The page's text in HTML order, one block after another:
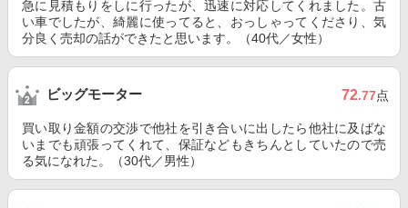
急に見積もりをしに行ったが、迅速に対応してくれました。古
い車でしたが、綺麗に使ってると、おっしゃってくださり、気
分良く売却の話ができたと思います。（40代／女性）
ビッグモーター 72.77点
買い取り金額の交渉で他社を引き合いに出したら他社に及ばな
いまでも頑張ってくれて、保証などもきちんとしていたので売
る気になれた。（30代／男性）